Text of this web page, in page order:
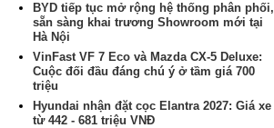
BYD tiếp tục mở rộng hệ thống phân phối,
sẵn sàng khai trương Showroom mới tại
Hà Nội
VinFast VF 7 Eco và Mazda CX-5 Deluxe:
Cuộc đối đầu đáng chú ý ở tầm giá 700
triệu
Hyundai nhận đặt cọc Elantra 2027: Giá xe
từ 442 - 681 triệu VNĐ